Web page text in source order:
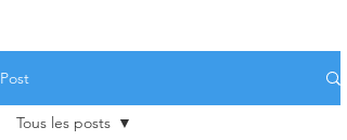
Post
Tous les posts